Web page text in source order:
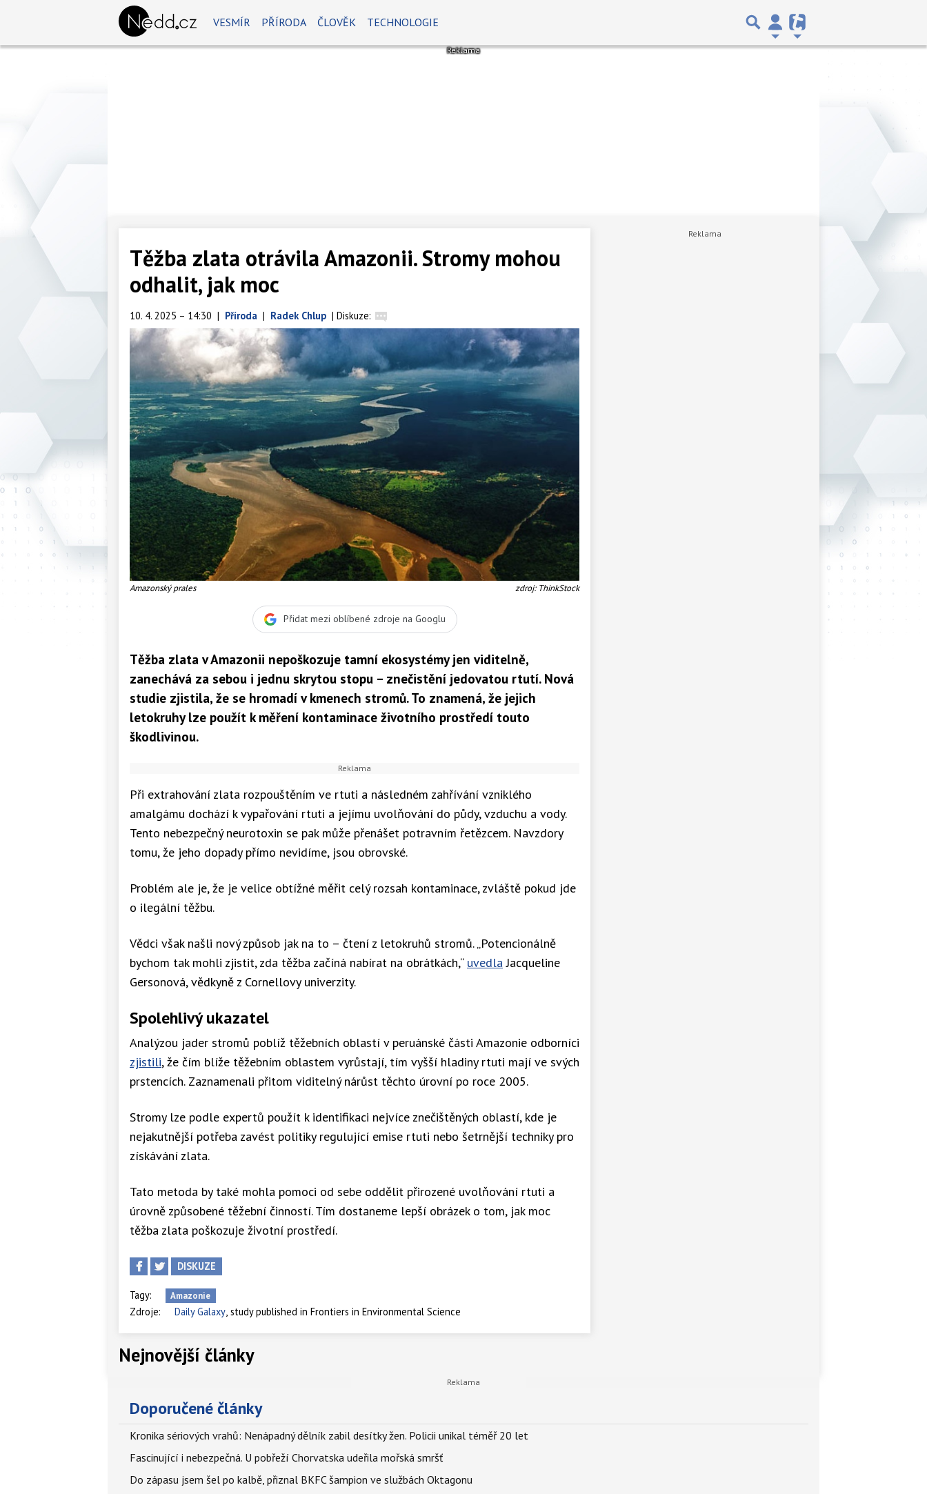
VESMÍR PŘÍRODA ČLOVĚK TECHNOLOGIE
Těžba zlata otrávila Amazonii. Stromy mohou
odhalit, jak moc
10. 4. 2025 – 14:30 | Příroda | Radek Chlup | Diskuze:
Amazonský prales zdroj: ThinkStock
Přidat mezi oblíbené zdroje na Googlu
Těžba zlata v Amazonii nepoškozuje tamní ekosystémy jen viditelně,
zanechává za sebou i jednu skrytou stopu – znečistění jedovatou rtutí. Nová
studie zjistila, že se hromadí v kmenech stromů. To znamená, že jejich
letokruhy lze použít k měření kontaminace životního prostředí touto
škodlivinou.
Při extrahování zlata rozpouštěním ve rtuti a následném zahřívání vzniklého
amalgámu dochází k vypařování rtuti a jejímu uvolňování do půdy, vzduchu a vody.
Tento nebezpečný neurotoxin se pak může přenášet potravním řetězcem. Navzdory
tomu, že jeho dopady přímo nevidíme, jsou obrovské.
Problém ale je, že je velice obtížné měřit celý rozsah kontaminace, zvláště pokud jde
o ilegální těžbu.
Vědci však našli nový způsob jak na to – čtení z letokruhů stromů. „Potencionálně
bychom tak mohli zjistit, zda těžba začíná nabírat na obrátkách,“ uvedlaJacqueline
Gersonová, vědkyně z Cornellovy univerzity.
Spolehlivý ukazatel
Analýzou jader stromů poblíž těžebních oblastí v peruánské části Amazonie odborníci
zjistili, že čím blíže těžebním oblastem vyrůstají, tím vyšší hladiny rtuti mají ve svých
prstencích. Zaznamenali přitom viditelný nárůst těchto úrovní po roce 2005.
Stromy lze podle expertů použít k identifikaci nejvíce znečištěných oblastí, kde je
nejakutnější potřeba zavést politiky regulující emise rtuti nebo šetrnější techniky pro
získávání zlata.
Tato metoda by také mohla pomoci od sebe oddělit přirozené uvolňování rtuti a
úrovně způsobené těžební činností. Tím dostaneme lepší obrázek o tom, jak moc
těžba zlata poškozuje životní prostředí.
DISKUZE
Tagy: Amazonie
Zdroje: Daily Galaxy, study published in Frontiers in Environmental Science
Nejnovější články
Doporučené články
Kronika sériových vrahů: Nenápadný dělník zabil desítky žen. Policii unikal téměř 20 let
Fascinující i nebezpečná. U pobřeží Chorvatska udeřila mořská smršť
Do zápasu jsem šel po kalbě, přiznal BKFC šampion ve službách Oktagonu